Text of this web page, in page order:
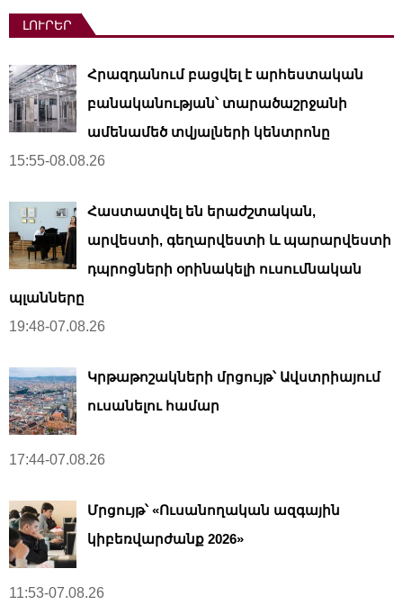
ԼՈՒՐԵՐ
Հրազդանում բացվել է արհեստական ​​
բանականության՝ տարածաշրջանի
ամենամեծ տվյալների կենտրոնը
15:55-08.08.26
Հաստատվել են երաժշտական,
արվեստի, գեղարվեստի և պարարվեստի
դպրոցների օրինակելի ուսումնական
պլանները
19:48-07.08.26
Կրթաթոշակների մրցույթ՝ Ավստրիայում
ուսանելու համար
17:44-07.08.26
Մրցույթ՝ «Ուսանողական ազգային
կիբեռվարժանք 2026»
11:53-07.08.26